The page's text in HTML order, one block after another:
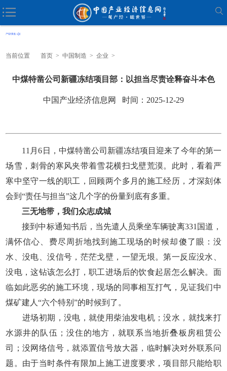
当前位置 首页 > 中国制造 > 企业 >
中煤特凿公司新疆冻结项目部：以担当尽责诠释奋斗本色
中国产业经济信息网 时间：2025-12-29
11月6日，中煤特凿公司新疆冻结项目迎来了今年的第一
场雪，刺骨的寒风夹带着雪花横扫戈壁荒漠。此时，看着严
寒中坚守一线的职工，回顾两个多月的施工经历，才深刻体
会到“责任与担当”这几个字的份量到底有多重。
三无地带，我们众志成城
接到中标通知书后，当先遣人员乘坐车辆驶离331国道，
满怀信心、费尽周折地找到施工现场的时候却傻了眼：没
水、没电、没信号，茫茫戈壁，一望无垠。第一反应没水、
没电，这钻该怎么打，职工进场后的饮食起居怎么解决。面
临如此恶劣的施工环境，现场的同事相互打气，见证我们中
煤矿建人“六个特别”的时候到了。
进场初期，没电，就使用柴油发电机；没水，就找来打
水源井的队伍；没住的地方，就联系当地折叠板房租赁公
司；没网络信号，就添置信号放大器，临时解决对外联系问
题。由于当时条件有限加上施工进度要求，项目部只能给职